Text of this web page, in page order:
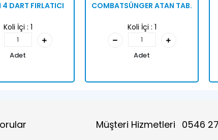
4 DART FIRLATICI
Koli İçi : 1
Adet
COMBATSÜNGER ATAN TAB.
Koli İçi : 1
Adet
Müşteri Hizmetleri 0546